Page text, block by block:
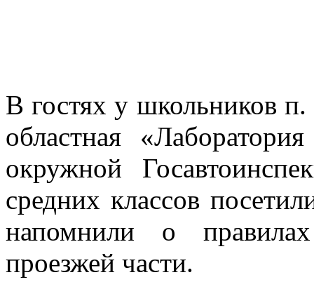
В гостях у школьников
областная
окружной
средних классов
напомнили о
проезжей части.